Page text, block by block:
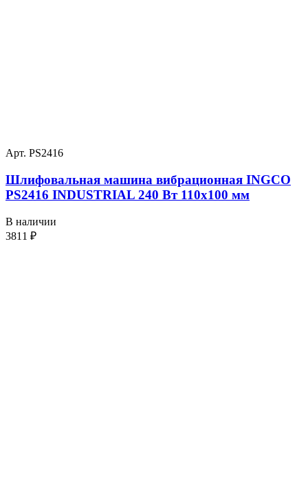
Арт. PS2416
Шлифовальная машина вибрационная INGCO
PS2416 INDUSTRIAL 240 Вт 110х100 мм
В наличии
3811 ₽